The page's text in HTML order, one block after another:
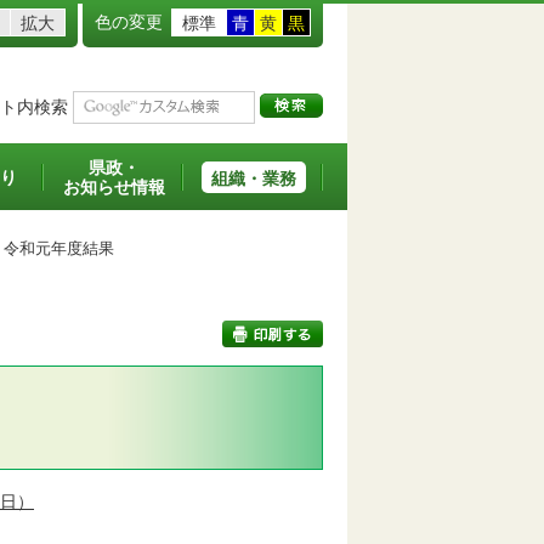
拡大 色の変更 標準 青 黄 黒
内検索
県政・
お知らせ情報
組織・業務
和元年度結果
）